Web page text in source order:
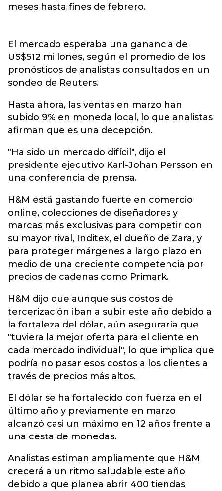
meses hasta fines de febrero.
El mercado esperaba una ganancia de
US$512 millones, según el promedio de los
pronósticos de analistas consultados en un
sondeo de Reuters.
Hasta ahora, las ventas en marzo han
subido 9% en moneda local, lo que analistas
afirman que es una decepción.
"Ha sido un mercado difícil", dijo el
presidente ejecutivo Karl-Johan Persson en
una conferencia de prensa.
H&M está gastando fuerte en comercio
online, colecciones de diseñadores y
marcas más exclusivas para competir con
su mayor rival, Inditex, el dueño de Zara, y
para proteger márgenes a largo plazo en
medio de una creciente competencia por
precios de cadenas como Primark.
H&M dijo que aunque sus costos de
tercerización iban a subir este año debido a
la fortaleza del dólar, aún aseguraría que
"tuviera la mejor oferta para el cliente en
cada mercado individual", lo que implica que
podría no pasar esos costos a los clientes a
través de precios más altos.
El dólar se ha fortalecido con fuerza en el
último año y previamente en marzo
alcanzó casi un máximo en 12 años frente a
una cesta de monedas.
Analistas estiman ampliamente que H&M
crecerá a un ritmo saludable este año
debido a que planea abrir 400 tiendas